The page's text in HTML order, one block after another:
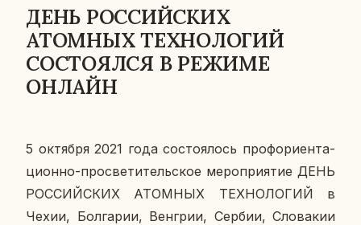
ДЕНЬ РОССИЙСКИХ
АТОМНЫХ ТЕХНОЛОГИЙ
CОСТОЯЛСЯ В РЕЖИМЕ
ОНЛАЙН
5 ок­тяб­ря 2021 года со­сто­я­лось профори­ен­та­
ци­он­но-про­све­ти­тель­ское ме­ро­при­я­тие ДЕНЬ
РОС­СИЙ­СКИХ АТОМ­НЫХ ТЕХ­НО­ЛО­ГИЙ в
Чехии, Бол­га­рии, Вен­грии, Сербии, Сло­ва­кии